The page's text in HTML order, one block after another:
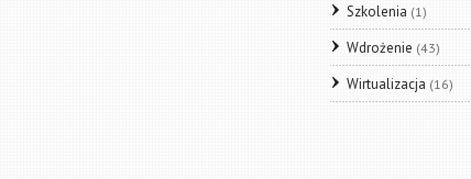
Szkolenia (1)
Wdrożenie (43)
Wirtualizacja (16)